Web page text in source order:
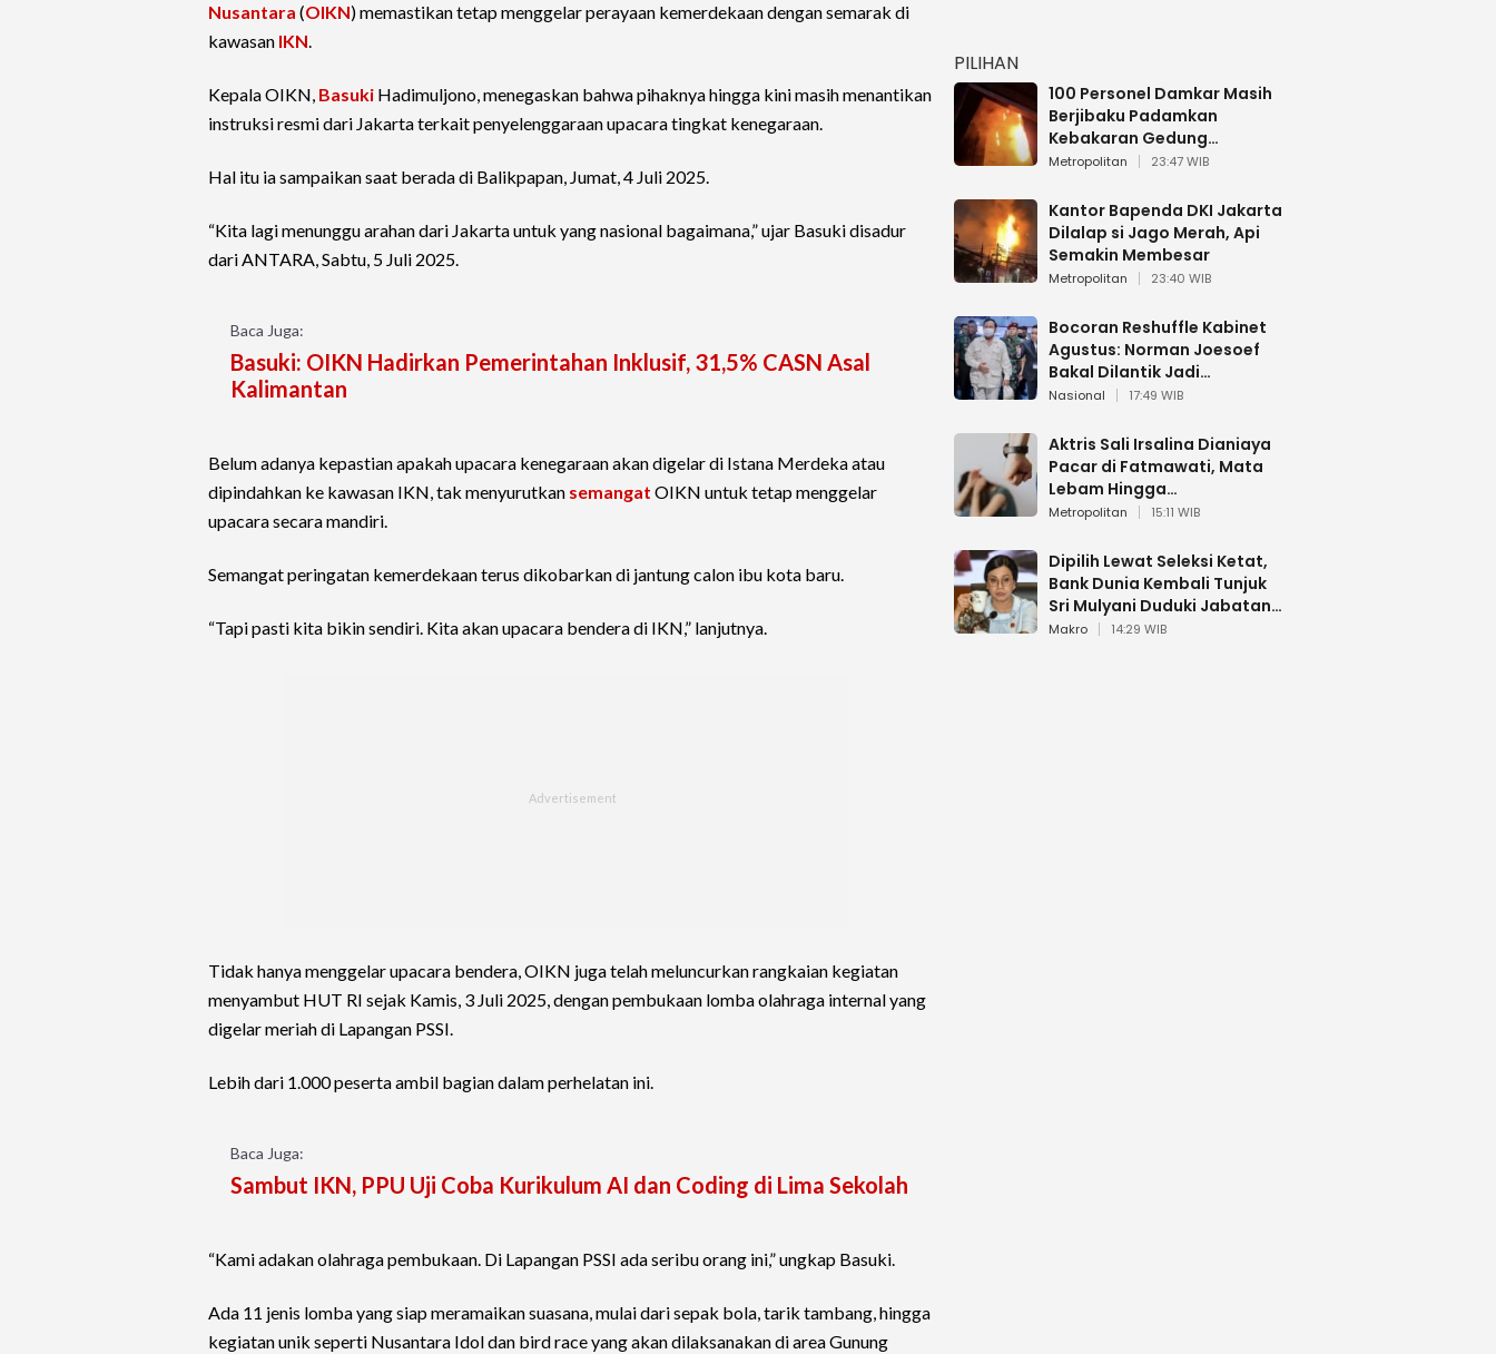
Nusantara (OIKN) memastikan tetap menggelar perayaan kemerdekaan dengan semarak di
kawasan IKN.
Kepala OIKN, Basuki Hadimuljono, menegaskan bahwa pihaknya hingga kini masih menantikan
instruksi resmi dari Jakarta terkait penyelenggaraan upacara tingkat kenegaraan.
Hal itu ia sampaikan saat berada di Balikpapan, Jumat, 4 Juli 2025.
“Kita lagi menunggu arahan dari Jakarta untuk yang nasional bagaimana,” ujar Basuki disadur
dari ANTARA, Sabtu, 5 Juli 2025.
Baca Juga:
Basuki: OIKN Hadirkan Pemerintahan Inklusif, 31,5% CASN Asal
Kalimantan
Belum adanya kepastian apakah upacara kenegaraan akan digelar di Istana Merdeka atau
dipindahkan ke kawasan IKN, tak menyurutkan semangat OIKN untuk tetap menggelar
upacara secara mandiri.
Semangat peringatan kemerdekaan terus dikobarkan di jantung calon ibu kota baru.
“Tapi pasti kita bikin sendiri. Kita akan upacara bendera di IKN,” lanjutnya.
Tidak hanya menggelar upacara bendera, OIKN juga telah meluncurkan rangkaian kegiatan
menyambut HUT RI sejak Kamis, 3 Juli 2025, dengan pembukaan lomba olahraga internal yang
digelar meriah di Lapangan PSSI.
Lebih dari 1.000 peserta ambil bagian dalam perhelatan ini.
Baca Juga:
Sambut IKN, PPU Uji Coba Kurikulum AI dan Coding di Lima Sekolah
“Kami adakan olahraga pembukaan. Di Lapangan PSSI ada seribu orang ini,” ungkap Basuki.
Ada 11 jenis lomba yang siap meramaikan suasana, mulai dari sepak bola, tarik tambang, hingga
kegiatan unik seperti Nusantara Idol dan bird race yang akan dilaksanakan di area Gunung
PILIHAN
100 Personel Damkar Masih
Berjibaku Padamkan
Kebakaran Gedung
Bapenda DKI
Metropolitan 23:47 WIB
Kantor Bapenda DKI Jakarta
Dilalap si Jago Merah, Api
Semakin Membesar
Metropolitan 23:40 WIB
Bocoran Reshuffle Kabinet
Agustus: Norman Joesoef
Bakal Dilantik Jadi
Wamenhan RI
Nasional 17:49 WIB
Aktris Sali Irsalina Dianiaya
Pacar di Fatmawati, Mata
Lebam Hingga
Diselamatkan Polantas
Metropolitan 15:11 WIB
Dipilih Lewat Seleksi Ketat,
Bank Dunia Kembali Tunjuk
Sri Mulyani Duduki Jabatan
Strategis
Makro 14:29 WIB